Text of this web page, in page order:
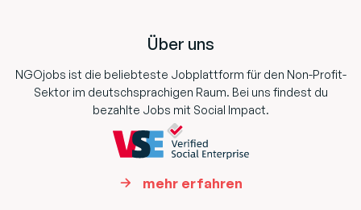
Über uns
NGOjobs ist die beliebteste Jobplattform für den Non-Profit-
Sektor im deutschsprachigen Raum. Bei uns findest du
bezahlte Jobs mit Social Impact.
mehr erfahren